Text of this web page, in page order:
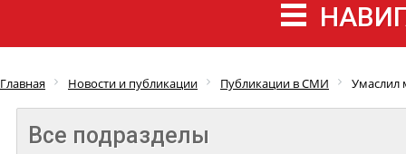
Главная Новости и публикации Публикации в СМИ Умаслил
Все подразделы